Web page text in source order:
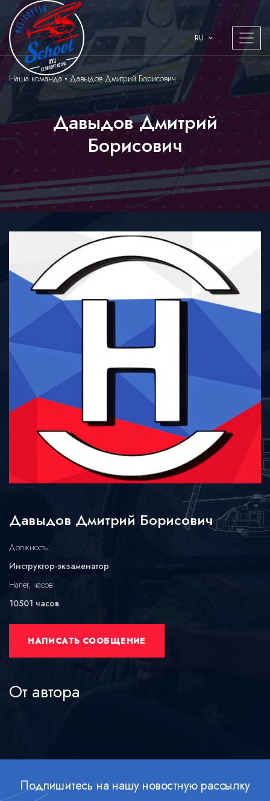
RU
Наша команда Давыдов Дмитрий Борисович
Давыдов Дмитрий
Борисович
Давыдов Дмитрий Борисович
Должность:
Инструктор-экзаменатор
Налет, часов:
10501 часов
НАПИСАТЬ СООБЩЕНИЕ
От автора
Подпишитесь на нашу новостную рассылку